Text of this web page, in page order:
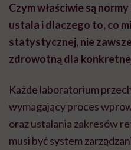
Czym właściwie są
ustala i dlaczego to, co
statystycznej, nie
zdrowotną dla
Każde laboratorium
wymagający proces
oraz ustalania zakresów
musi być system